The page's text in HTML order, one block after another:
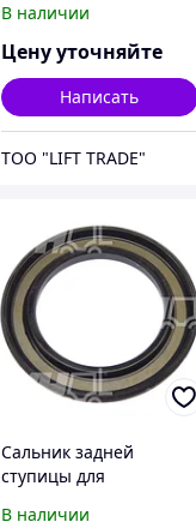
дизель - бензин (2-8
серия) 1,0-8,0т
В наличии
Цену уточняйте
Написать
ТОО "LIFT TRADE"
Сальник задней
ступицы для
В наличии